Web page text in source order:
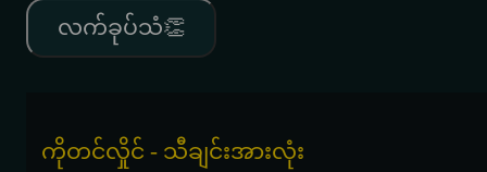
လက်ခုပ်သံ👏
ကိုတင်လှိုင် - သီချင်းအားလုံး